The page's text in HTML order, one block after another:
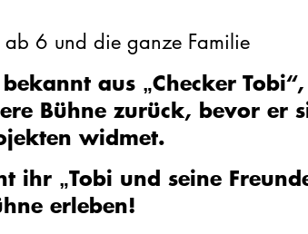
ab 6 und die ganze Familie
aus „Checker
Bühne zurück, bevor er
widmet.
ihr „Tobi und seine
erleben!